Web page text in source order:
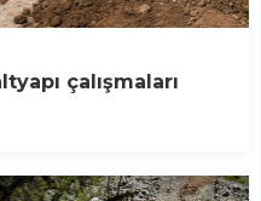
çalışmaları